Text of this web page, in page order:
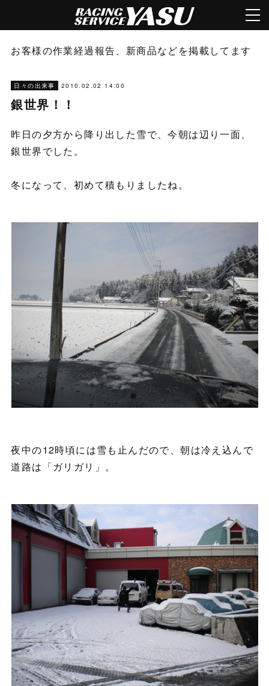
お客様の作業経過報告、新商品などを掲載してます
日々の出来事 2010.02.02 14:00
銀世界！！
昨日の夕方から降り出した雪で、今朝は辺り一面、
銀世界でした。
冬になって、初めて積もりましたね。
夜中の12時頃には雪も止んだので、朝は冷え込んで
道路は「ガリガリ」。